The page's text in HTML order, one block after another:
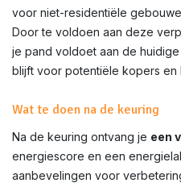
voor niet-residentiële
Door te voldoen aan deze
je pand voldoet aan de
blijft voor potentiële kopers en
Wat te doen na de keuring
Na de keuring ontvang je een
energiescore en een
aanbevelingen voor